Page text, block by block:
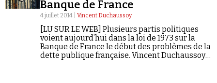
Se connecter
Banque de France
4 juillet 2014 |Vincent Duchaussoy
[LU SUR LE WEB] Plusieurs partis politiques
voient aujourd’hui dans la loi de 1973 sur la
Banque de France le début des problèmes de la
dette publique française. Vincent Duchaussoy